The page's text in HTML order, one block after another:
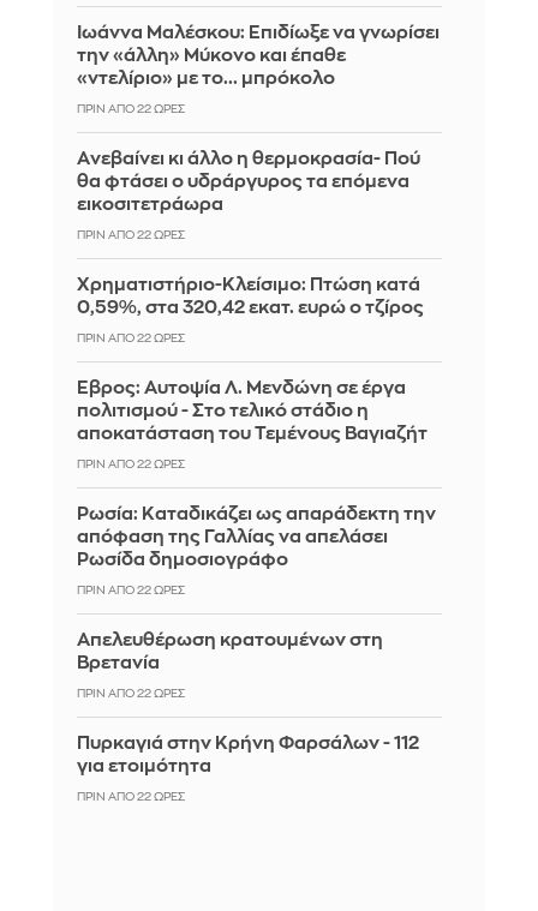
Ιωάννα Μαλέσκου: Επιδίωξε να γνωρίσει
την «άλλη» Μύκονο και έπαθε
«ντελίριο» με το... μπρόκολο
ΠΡΙΝ ΑΠΌ 22 ΏΡΕΣ
Aνεβαίνει κι άλλο η θερμοκρασία- Πού
θα φτάσει ο υδράργυρος τα επόμενα
εικοσιτετράωρα
ΠΡΙΝ ΑΠΌ 22 ΏΡΕΣ
Χρηματιστήριο-Κλείσιμο: Πτώση κατά
0,59%, στα 320,42 εκατ. ευρώ ο τζίρος
ΠΡΙΝ ΑΠΌ 22 ΏΡΕΣ
Έβρος: Αυτοψία Λ. Μενδώνη σε έργα
πολιτισμού - Στο τελικό στάδιο η
αποκατάσταση του Τεμένους Βαγιαζήτ
ΠΡΙΝ ΑΠΌ 22 ΏΡΕΣ
Ρωσία: Kαταδικάζει ως απαράδεκτη την
απόφαση της Γαλλίας να απελάσει
Ρωσίδα δημοσιογράφο
ΠΡΙΝ ΑΠΌ 22 ΏΡΕΣ
Απελευθέρωση κρατουμένων στη
Βρετανία
ΠΡΙΝ ΑΠΌ 22 ΏΡΕΣ
Πυρκαγιά στην Κρήνη Φαρσάλων - 112
για ετοιμότητα
ΠΡΙΝ ΑΠΌ 22 ΏΡΕΣ